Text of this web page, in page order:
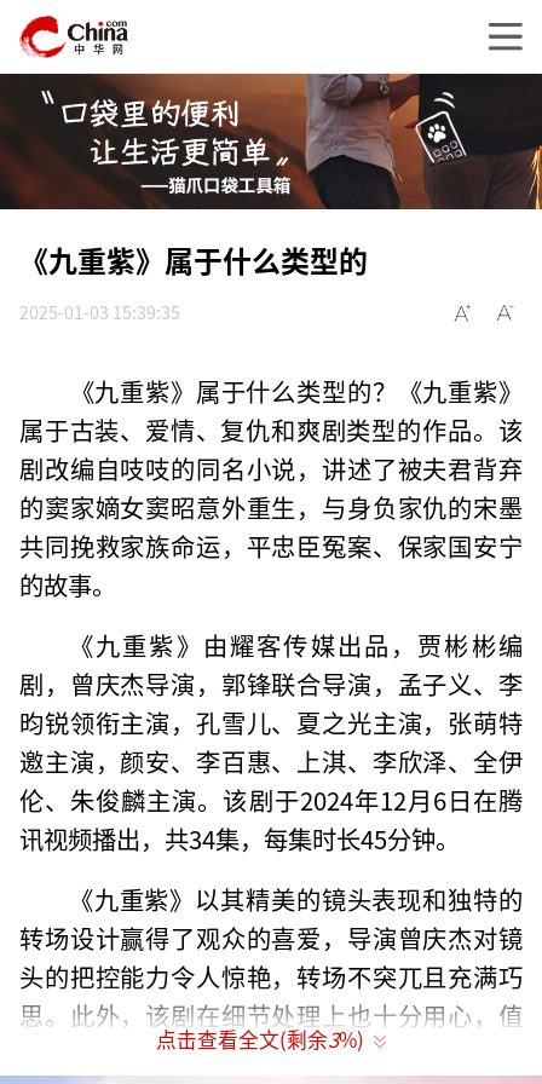
《九重紫》属于什么类型的
2025-01-03 15:39:35
‌《九重紫》属于什么类型的？《九重紫》
属于古装、爱情、复仇和爽剧类型的作品‌。该
剧改编自吱吱的同名小说，讲述了被夫君背弃
的窦家嫡女窦昭意外重生，与身负家仇的宋墨
共同挽救家族命运，平忠臣冤案、保家国安宁
的故事。‌
《九重紫》由耀客传媒出品，贾彬彬编
剧，曾庆杰导演，郭锋联合导演，孟子义、李
昀锐领衔主演，孔雪儿、夏之光主演，张萌特
邀主演，颜安、李百惠、上淇、李欣泽、全伊
伦、朱俊麟主演。该剧于2024年12月6日在腾
讯视频播出，共34集，每集时长45分钟。
《九重紫》以其精美的镜头表现和独特的
转场设计赢得了观众的喜爱，导演曾庆杰对镜
头的把控能力令人惊艳，转场不突兀且充满巧
思。此外，该剧在细节处理上也十分用心，值
得反复琢磨。（责任编辑：于浩淙 Hzx0176）
点击查看全文(剩余3%)